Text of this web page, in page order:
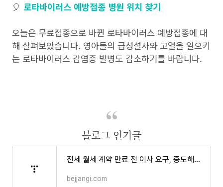
🎈 로타바이러스 예방접종 병원 위치 찾기
오늘은 무료접종으로 바뀐 로타바이러스 예방접종에 대
해 살펴보았습니다. 영아들의 급성설사와 고열을 일으키
는 로타바이러스 감염증 발병도 감소하기를 바랍니다.
블로그 인기글
전세 월세 계약 만료 전 이사 요구, 중도해지 중개수수료
bejjangi.com